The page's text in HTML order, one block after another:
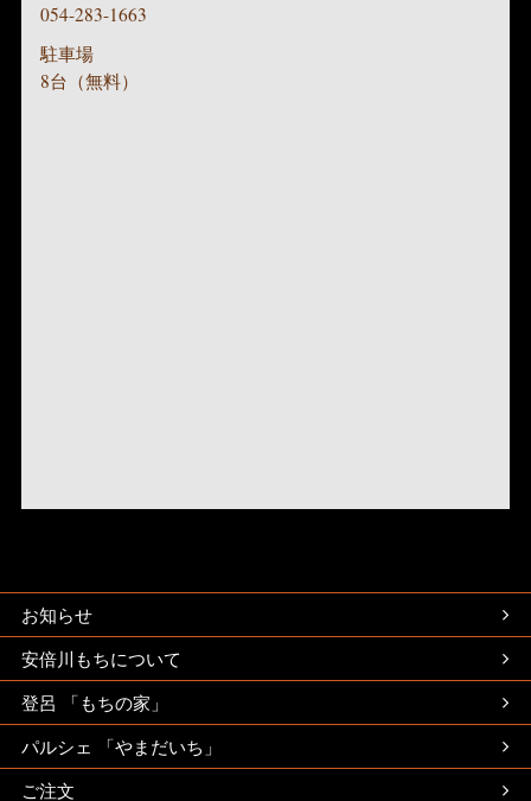
054-283-1663
駐車場
8台（無料）
お知らせ
安倍川もちについて
登呂 「もちの家」
パルシェ 「やまだいち」
ご注文